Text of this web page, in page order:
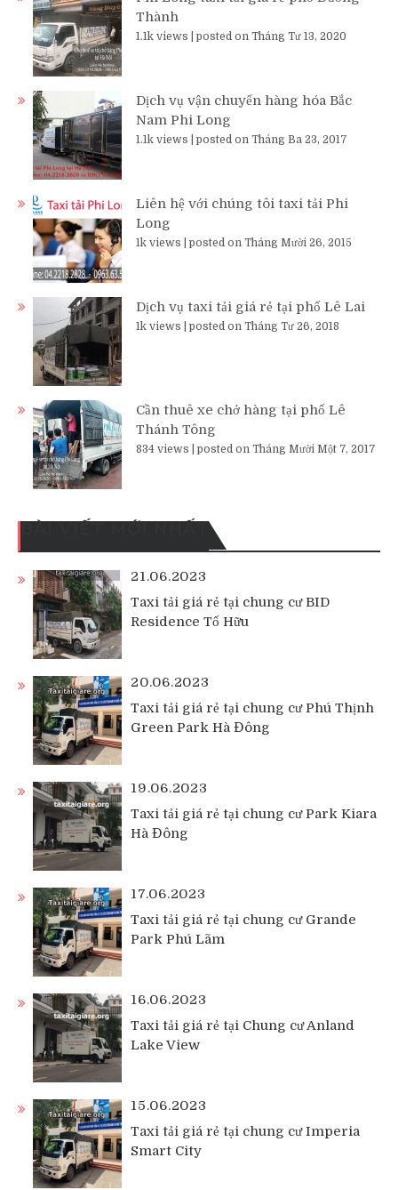
Thành
1.1k views posted on Tháng Tư 13, 2020
Dịch vụ vận chuyển hàng hóa Bắc
Nam Phi Long
1.1k views posted on Tháng Ba 23, 2017
Liên hệ với chúng tôi taxi tải Phi
Long
1k views posted on Tháng Mười 26, 2015
Dịch vụ taxi tải giá rẻ tại phố Lê Lai
1k views posted on Tháng Tư 26, 2018
Cần thuê xe chở hàng tại phố Lê
Thánh Tông
834 views posted on Tháng Mười Một 7, 2017
BÀI VIẾT MỚI NHẤT
21.06.2023
Taxi tải giá rẻ tại chung cư BID
Residence Tố Hữu
20.06.2023
Taxi tải giá rẻ tại chung cư Phú Thịnh
Green Park Hà Đông
19.06.2023
Taxi tải giá rẻ tại chung cư Park Kiara
Hà Đông
17.06.2023
Taxi tải giá rẻ tại chung cư Grande
Park Phú Lãm
16.06.2023
Taxi tải giá rẻ tại Chung cư Anland
Lake View
15.06.2023
Taxi tải giá rẻ tại chung cư Imperia
Smart City